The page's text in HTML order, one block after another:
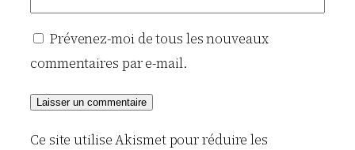
Prévenez-moi de tous les nouveaux
commentaires par e-mail.
Ce site utilise Akismet pour réduire les